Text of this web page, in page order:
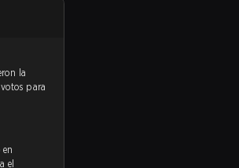
para
el